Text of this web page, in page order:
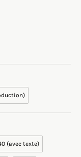
(avec texte)